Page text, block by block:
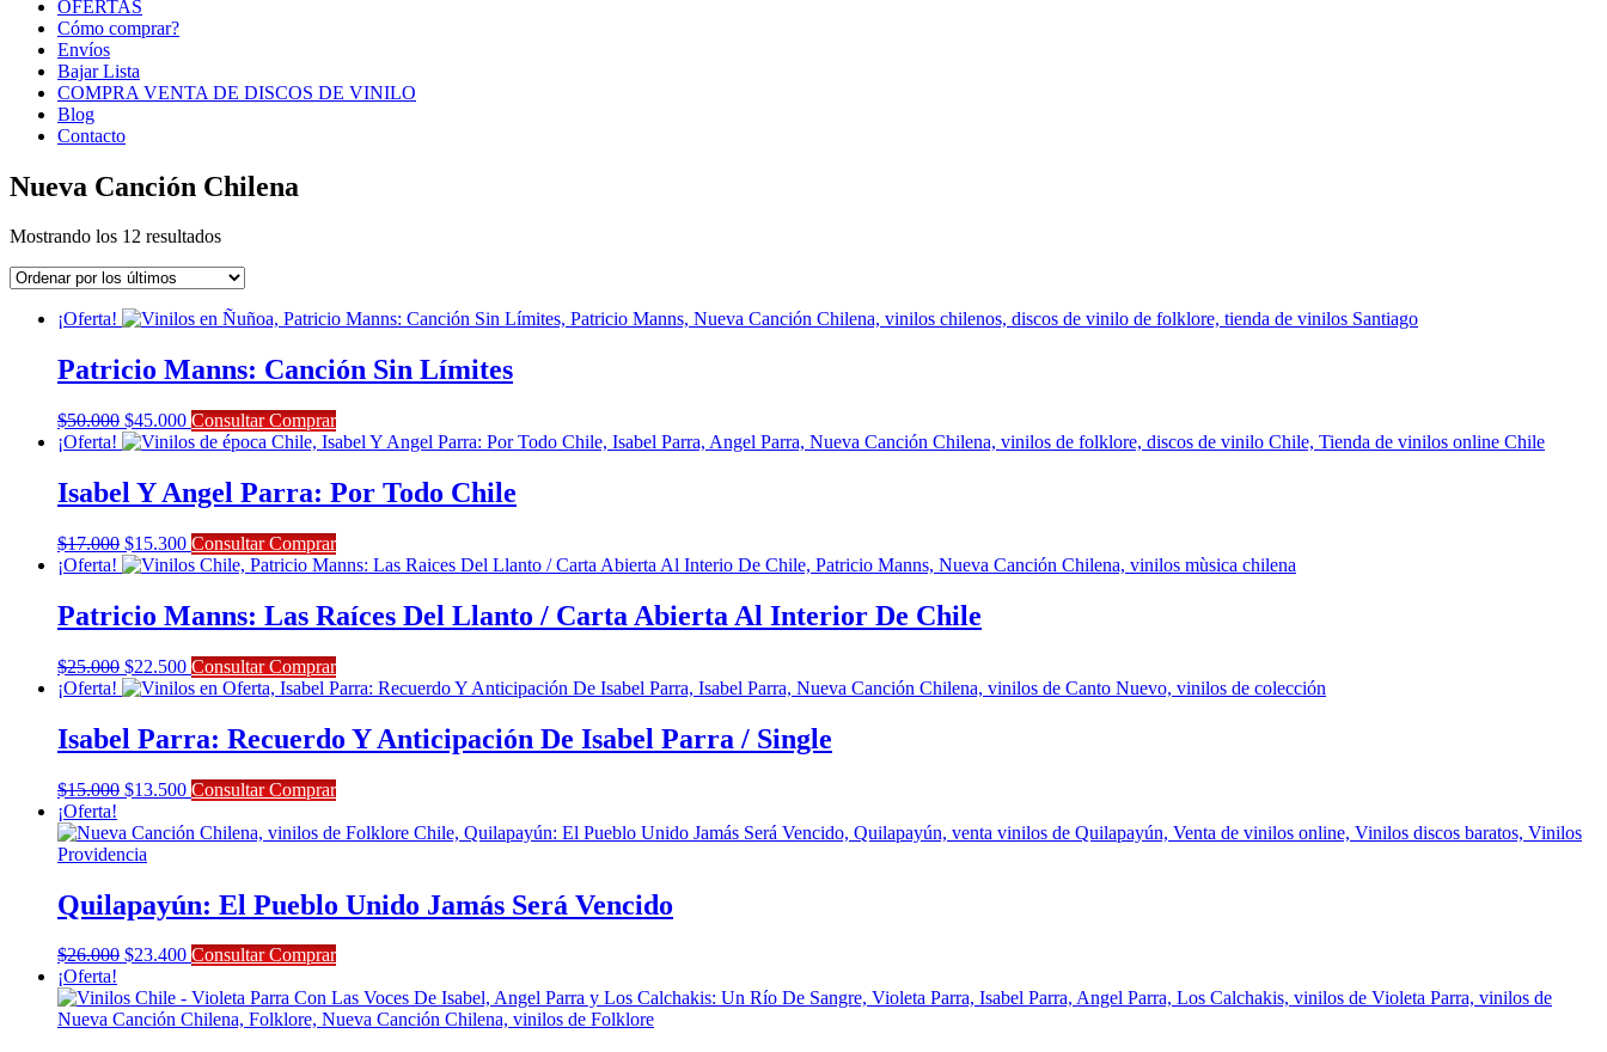
OFERTAS
Cómo comprar?
Envíos
Bajar Lista
COMPRA VENTA DE DISCOS DE VINILO
Blog
Contacto
Nueva Canción Chilena
Mostrando los 12 resultadosOrdenado
los
¡Oferta!
Patricio Manns: Canción Sin Límites
$50.000 El
precio
era:
$50.000.
$45.000El
precio
$45.000.
Consultar Comprar
¡Oferta!
Isabel Y Angel Parra: Por Todo Chile
$17.000 El
precio
era:
$17.000.
$15.300El
precio
es:
$15.300.
Consultar Comprar
¡Oferta!
Patricio Manns: Las Raíces Del Llanto / Carta Abierta Al Interior De Chile
$25.000 El
precio
era:
$25.000.
$22.500El
precio
$22.500.
Consultar Comprar
¡Oferta!
Isabel Parra: Recuerdo Y Anticipación De Isabel Parra / Single
$15.000 El
original
era:
$13.500El
actual
Consultar Comprar
¡Oferta!
Quilapayún: El Pueblo Unido Jamás Será Vencido
$26.000 El
original
era:
$23.400El
actual
es:
Consultar Comprar
¡Oferta!